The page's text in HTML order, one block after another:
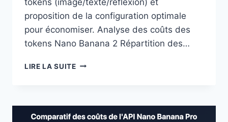
proposition de la configuration optimale
pour économiser. Analyse des coûts des
tokens Nano Banana 2 Répartition des…
LIRE LA SUITENANO
RESPONSE_MODALITIES=IMAGE,
COMBIEN